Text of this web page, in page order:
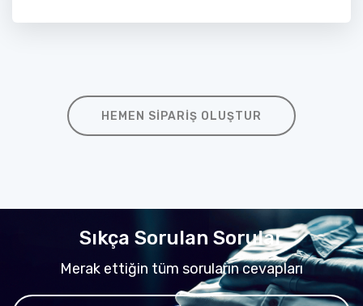
HEMEN SIPARIŞ OLUŞTUR
Sıkça Sorulan Sorular
Merak ettiğin tüm soruların cevapları